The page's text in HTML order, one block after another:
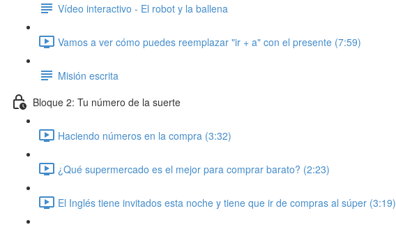
Vídeo interactivo - El robot y la ballena
Vamos a ver cómo puedes reemplazar "ir + a" con el presente (7:59)
Misión escrita
Bloque 2: Tu número de la suerte
Haciendo números en la compra (3:32)
¿Qué supermercado es el mejor para comprar barato? (2:23)
El Inglés tiene invitados esta noche y tiene que ir de compras al súper (3:19)